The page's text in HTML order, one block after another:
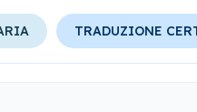
TRADUZIONE